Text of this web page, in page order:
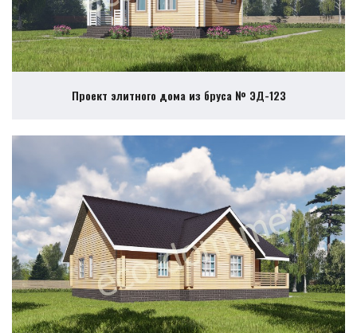
Проект элитного дома из бруса № ЭД-123